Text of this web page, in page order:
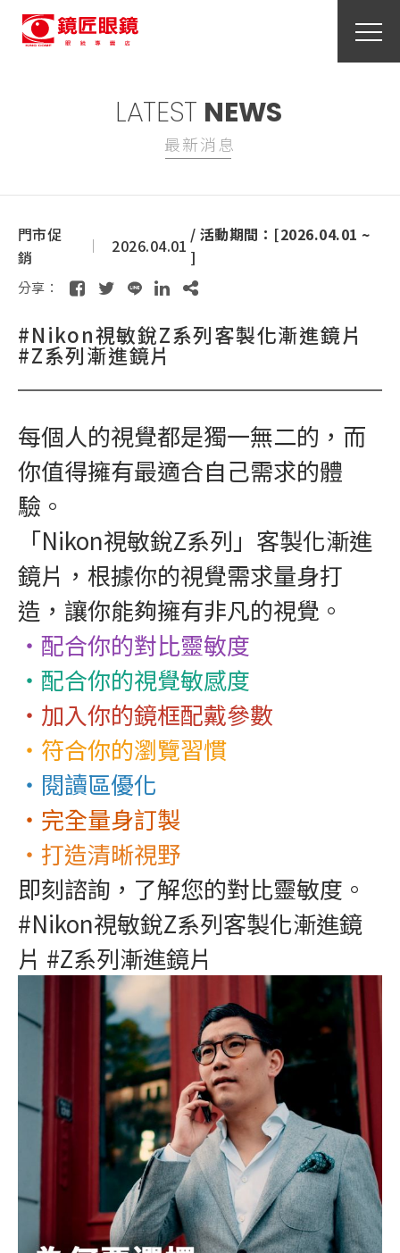
LATEST NEWS
最新消息
門市促
銷
2026.04.01
/ 活動期間：[2026.04.01 ~
]
分享：
#Nikon視敏銳Z系列客製化漸進鏡片
#Z系列漸進鏡片
每個人的視覺都是獨一無二的，而
你值得擁有最適合自己需求的體
驗。
「Nikon視敏銳Z系列」客製化漸進
鏡片，根據你的視覺需求量身打
造，讓你能夠擁有非凡的視覺。
‧配合你的對比靈敏度
‧配合你的視覺敏感度
‧加入你的鏡框配戴參數
‧符合你的瀏覽習慣
‧閱讀區優化
‧完全量身訂製
‧打造清晰視野
即刻諮詢，了解您的對比靈敏度。
#Nikon視敏銳Z系列客製化漸進鏡
片 #Z系列漸進鏡片